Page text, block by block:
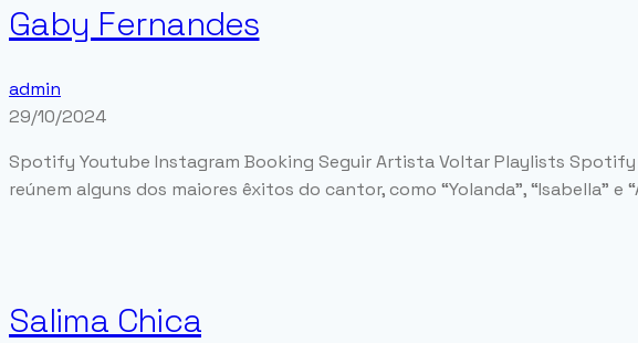
Gaby Fernandes
admin
29/10/2024
Spotify Youtube Instagram Booking Seguir Artista Voltar Playlists Spotify
reúnem alguns dos maiores êxitos do cantor, como “Yolanda”, “Isabella”
Salima Chica